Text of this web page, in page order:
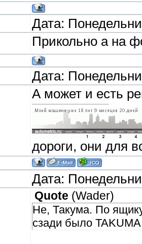
Дата:
Прикольно а на
Дата:
А может и есть
дороги, они для
Дата:
Quote (Wader)
Не, Такума. По
сзади было